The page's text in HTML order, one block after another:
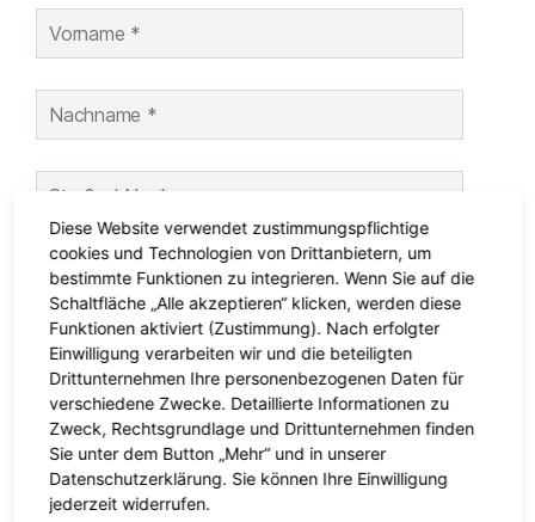
Diese Website verwendet zustimmungspflichtige
cookies und Technologien von Drittanbietern, um
bestimmte Funktionen zu integrieren. Wenn Sie auf die
Schaltfläche „Alle akzeptieren“ klicken, werden diese
Funktionen aktiviert (Zustimmung). Nach erfolgter
Einwilligung verarbeiten wir und die beteiligten
Drittunternehmen Ihre personenbezogenen Daten für
verschiedene Zwecke. Detaillierte Informationen zu
Zweck, Rechtsgrundlage und Drittunternehmen finden
Sie unter dem Button „Mehr“ und in unserer
Datenschutzerklärung. Sie können Ihre Einwilligung
jederzeit widerrufen.